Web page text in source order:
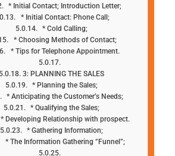
* Initial Contact; Introduction Letter;
* Initial Contact: Phone Call;
* Cold Calling;
* Choosing Methods of Contact;
* Tips for Telephone Appointment.
3: PLANNING THE SALES
* Planning the Sales;
* Anticipating the Customer’s Needs;
* Qualifying the Sales;
* Developing Relationship with prospect.
* Gathering Information;
* The Information Gathering “Funnel”;